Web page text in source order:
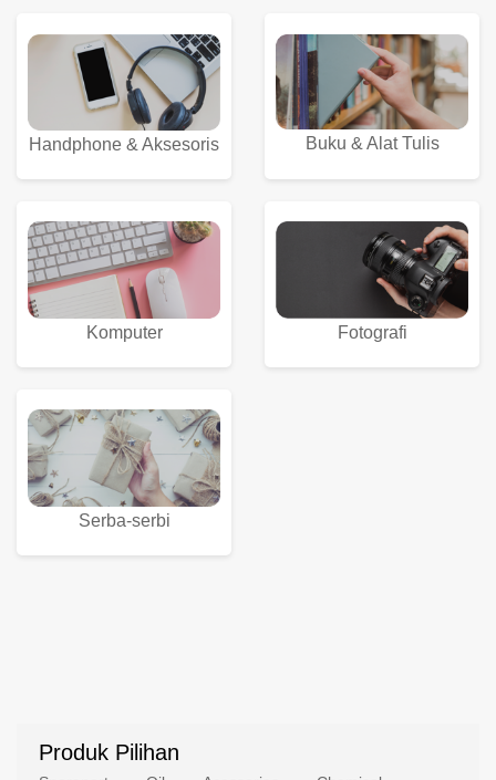
Handphone & Aksesoris Buku & Alat Tulis
Komputer Fotografi
Serba-serbi
Produk Pilihan